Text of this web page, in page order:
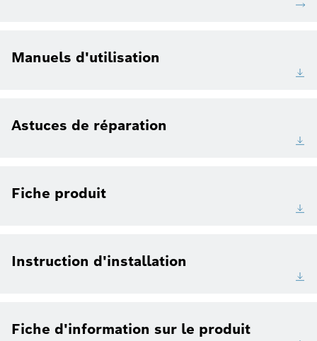
Manuels d'utilisation
Astuces de réparation
Fiche produit
Instruction d'installation
Fiche d'information sur le produit